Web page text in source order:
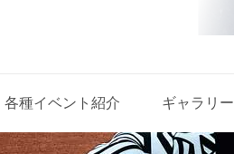
各種イベント紹介 ギャラリー